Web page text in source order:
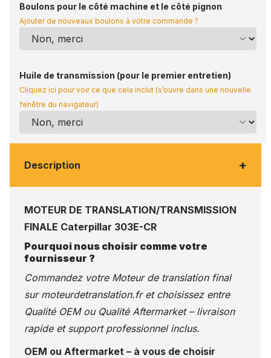
Boulons pour le côté machine et le côté pignon
Ajouter de nouveaux boulons à votre commande ?
Huile de transmission (pour le premier entretien)
Cliquez ici pour voir ce que cela inclut (s’ouvre dans une nouvelle
fenêtre du navigateur)
Description +
MOTEUR DE TRANSLATION/TRANSMISSION
FINALE Caterpillar 303E-CR
Pourquoi nous choisir comme votre
fournisseur ?
Commandez votre Moteur de translation final
sur moteurdetranslation.fret choisissez entre
Qualité OEM ou Qualité Aftermarket – livraison
rapide et support professionnel inclus.
OEM ou Aftermarket – à vous de choisir